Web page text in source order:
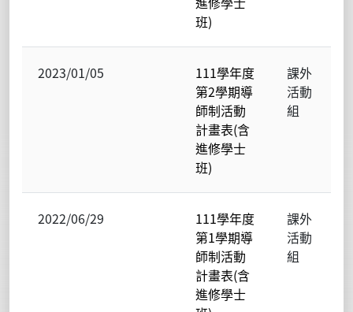
班)
2023/01/05
111學年度
第2學期導
師制活動
計畫表(含
進修學士
班)
課外
活動
組
2022/06/29
111學年度
第1學期導
師制活動
計畫表(含
進修學士
課外
活動
組